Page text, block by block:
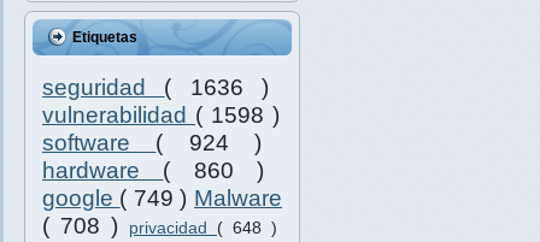
Etiquetas
seguridad ( 1636 )
vulnerabilidad ( 1598 )
software ( 924 )
hardware ( 860 )
google ( 749 ) Malware
( 708 )
privacidad ( 648 )